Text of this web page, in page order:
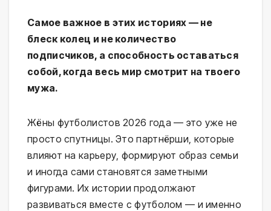
Самое важное в этих историях — не
блеск колец и не количество
подписчиков, а способность оставаться
собой, когда весь мир смотрит на твоего
мужа.
Жёны футболистов 2026 года — это уже не
просто спутницы. Это партнёрши, которые
влияют на карьеру, формируют образ семьи
и иногда сами становятся заметными
фигурами. Их истории продолжают
развиваться вместе с футболом — и именно